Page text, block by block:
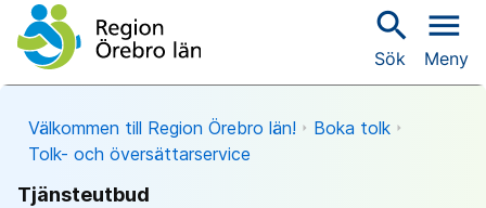
search
Sök
menu
Meny
Välkommen till Region Örebro län!
Boka tolk
Tolk- och översättarservice
Tjänsteutbud